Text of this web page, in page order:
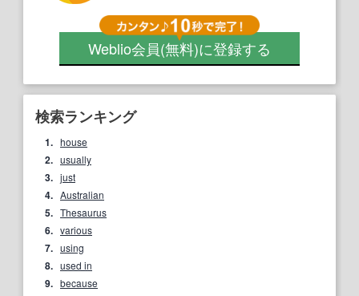
Weblio会員(無料)に登録する
検索ランキング
1. house
2. usually
3. just
4. Australian
5. Thesaurus
6. various
7. using
8. used in
9. because